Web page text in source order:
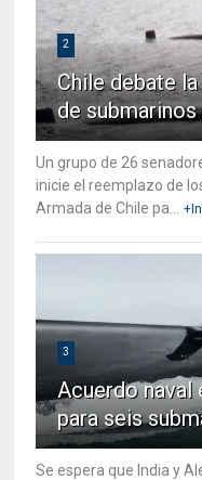
2
Chile debate
de
Un grupo de 26
inicie el reemplazo de
Armada de Chile pa...
3
Acuerdo naval
para seis
Se espera que India y